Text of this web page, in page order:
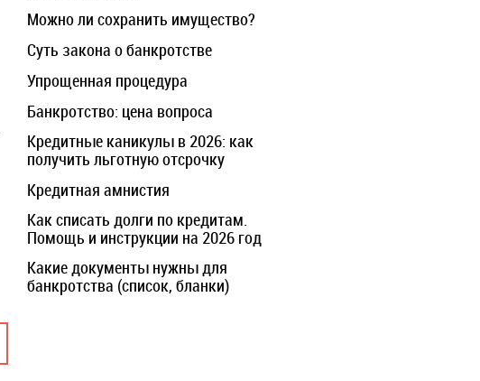
Можно ли сохранить имущество?
Суть закона о банкротстве
Упрощенная процедура
Банкротство: цена вопроса
Кредитные каникулы в 2026: как
получить льготную отсрочку
Кредитная амнистия
Как списать долги по кредитам.
Помощь и инструкции на 2026 год
Какие документы нужны для
банкротства (список, бланки)